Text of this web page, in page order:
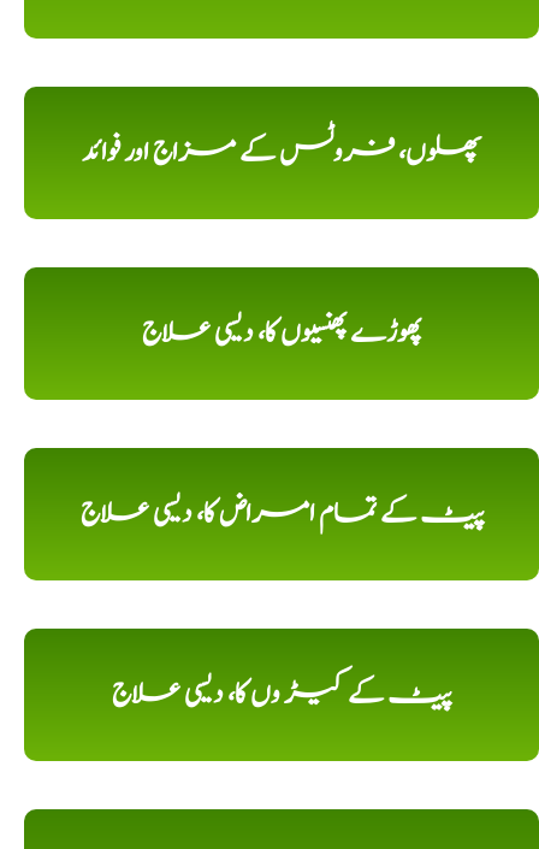
پھلوں، فروٹس کے مزاج اور فوائد
پھوڑے پھنسیوں کا، دیسی علاج
پیٹ کے تمام امراض کا، دیسی علاج
پیٹ کے کیڑ وں کا، دیسی علاج